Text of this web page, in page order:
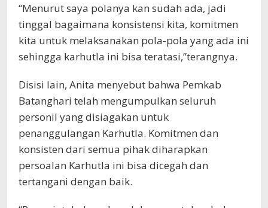
“Menurut saya polanya kan sudah ada, jadi
tinggal bagaimana konsistensi kita, komitmen
kita untuk melaksanakan pola-pola yang ada ini
sehingga karhutla ini bisa teratasi,”terangnya.
Disisi lain, Anita menyebut bahwa Pemkab
Batanghari telah mengumpulkan seluruh
personil yang disiagakan untuk
penanggulangan Karhutla. Komitmen dan
konsisten dari semua pihak diharapkan
persoalan Karhutla ini bisa dicegah dan
tertangani dengan baik.